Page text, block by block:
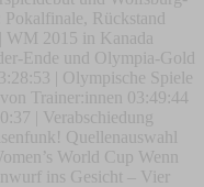
Rückstand
WM 2015 in Kanada
Ende und Olympia-Gold
| Olympische Spiele
Trainer:innen 03:49:44
| Verabschiedung
Quellenauswahl
World Cup Wenn
ins Gesicht – Vier